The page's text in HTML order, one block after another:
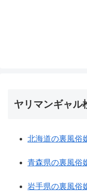
ヤリマンギャル
北海道の裏風俗
青森県の裏風俗
岩手県の裏風俗